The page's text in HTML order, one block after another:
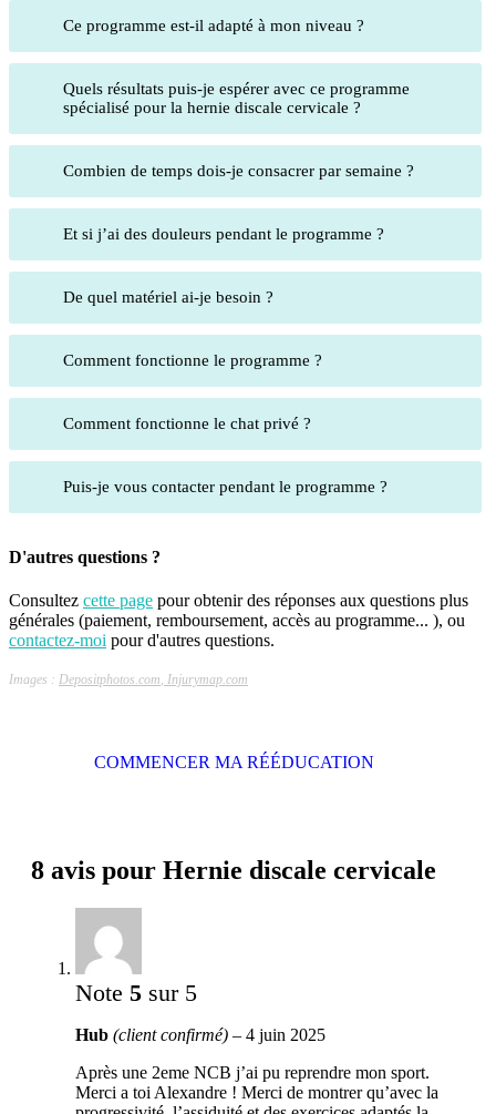
Ce programme est-il adapté à mon niveau ?
Quels résultats puis-je espérer avec ce programme
spécialisé pour la hernie discale cervicale ?
Combien de temps dois-je consacrer par semaine ?
Et si j’ai des douleurs pendant le programme ?
De quel matériel ai-je besoin ?
Comment fonctionne le programme ?
Comment fonctionne le chat privé ?
Puis-je vous contacter pendant le programme ?
D'autres questions ?
Consultez cette page pour obtenir des réponses aux questions plus
générales (paiement, remboursement, accès au programme... ), ou
contactez-moi pour d'autres questions.
Images : Depositphotos.com, Injurymap.com
COMMENCER MA RÉÉDUCATION
8 avis pour Hernie discale cervicale
Note 5 sur 5
Hub (client confirmé) – 4 juin 2025
Après une 2eme NCB j’ai pu reprendre mon sport.
Merci a toi Alexandre ! Merci de montrer qu’avec la